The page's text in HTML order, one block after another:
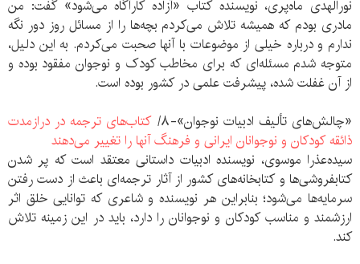
نورالهدی ماه‌پری، نویسنده کتاب «آزاده کارآگاه می‌شود» گفت: من
مادری بودم که همیشه تلاش می‌کردم بچه‌ها را از مسائل روز دور نگه
ندارم و درباره خیلی از موضوعات با آنها صحبت می‌کردم. به این دلیل،
متوجه شدم مسئله‌ای که برای مخاطب کودک و نوجوان مفقود بوده و
از آن غفلت شده، پیشرفت علمی در کشور بوده است.
«چالش‌های تألیف ادبیات نوجوان»-۸/
کتاب‌های ترجمه‌ در درازمدت
ذائقه کودکان و نوجوانان ایرانی و فرهنگ آنها را تغییر می‌دهند
سیده‌عذرا موسوی، نویسنده ادبیات داستانی معتقد است که پر شدن
کتابفروشی‌ها و کتابخانه‌های کشور از آثار ترجمه‌ای باعث از دست رفتن
سرمایه‌ها می‌شود؛ بنابراین هر نویسنده و شاعری که توانایی خلق اثر
ارزشمند و مناسب کودکان و نوجوانان را دارد، باید در این زمینه تلاش
کند.